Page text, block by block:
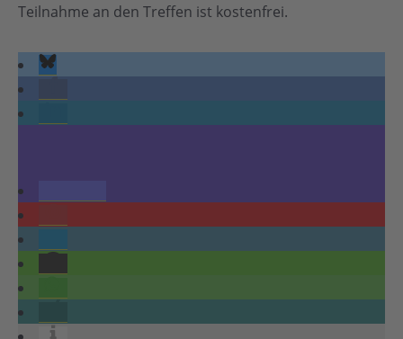
Teilnahme an den Treffen ist kostenfrei.